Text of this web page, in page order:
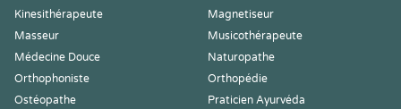
Kinesithérapeute
Magnetiseur
Masseur
Musicothérapeute
Médecine Douce
Naturopathe
Orthophoniste
Orthopédie
Ostéopathe
Praticien Ayurvéda